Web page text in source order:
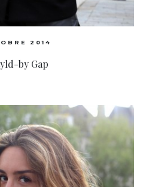
2014
by Gap